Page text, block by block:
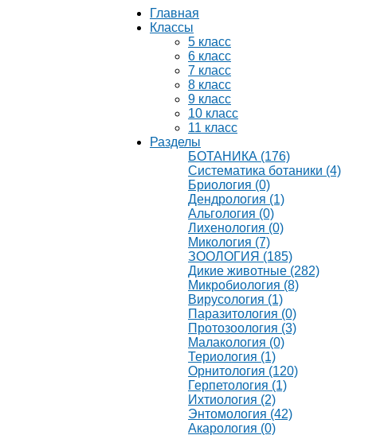
Главная
Классы
5 класс
6 класс
7 класс
8 класс
9 класс
10 класс
11 класс
Разделы
БОТАНИКА (176)
Систематика ботаники (4)
Бриология (0)
Дендрология (1)
Альгология (0)
Лихенология (0)
Микология (7)
ЗООЛОГИЯ (185)
Дикие животные (282)
Микробиология (8)
Вирусология (1)
Паразитология (0)
Протозоология (3)
Малакология (0)
Териология (1)
Орнитология (120)
Герпетология (1)
Ихтиология (2)
Энтомология (42)
Акарология (0)